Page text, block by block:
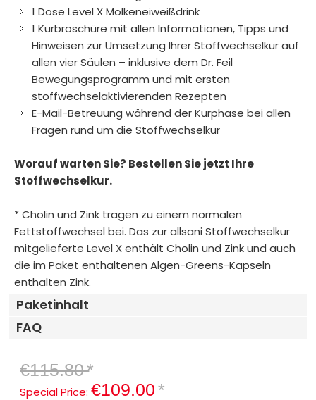
1 Dose Level X Molkeneiweißdrink
1 Kurbroschüre mit allen Informationen, Tipps und
Hinweisen zur Umsetzung Ihrer Stoffwechselkur auf
allen vier Säulen – inklusive dem Dr. Feil
Bewegungsprogramm und mit ersten
stoffwechselaktivierenden Rezepten
E-Mail-Betreuung während der Kurphase bei allen
Fragen rund um die Stoffwechselkur
Worauf warten Sie? Bestellen Sie jetzt Ihre
Stoffwechselkur.
* Cholin und Zink tragen zu einem normalen
Fettstoffwechsel bei. Das zur allsani Stoffwechselkur
mitgelieferte Level X enthält Cholin und Zink und auch
die im Paket enthaltenen Algen-Greens-Kapseln
enthalten Zink.
Paketinhalt
FAQ
€115.80*
Special Price: €109.00*